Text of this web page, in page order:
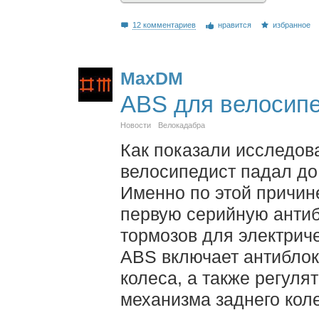
12 комментариев нравится избранное
MaxDM
ABS для
Новости Велокадабра
Как показали
велосипедист падал
Именно по этой
первую серийную
тормозов для
ABS включает
колеса, а также
механизма заднего